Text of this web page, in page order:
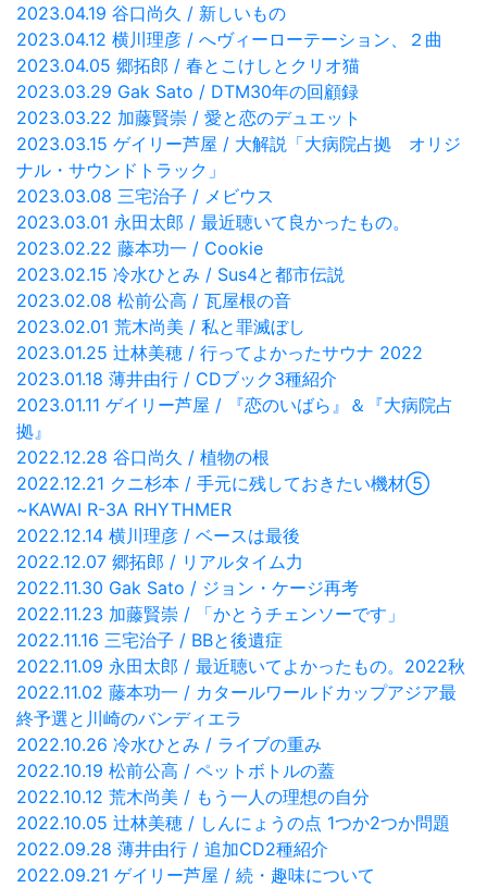
2023.04.19 谷口尚久 / 新しいもの
2023.04.12 横川理彦 / へヴィーローテーション、２曲
2023.04.05 郷拓郎 / 春とこけしとクリオ猫
2023.03.29 Gak Sato / DTM30年の回顧録
2023.03.22 加藤賢崇 / 愛と恋のデュエット
2023.03.15 ゲイリー芦屋 / 大解説「大病院占拠 オリジ
ナル・サウンドトラック」
2023.03.08 三宅治子 / メビウス
2023.03.01 永田太郎 / 最近聴いて良かったもの。
2023.02.22 藤本功一 / Cookie
2023.02.15 冷水ひとみ / Sus4と都市伝説
2023.02.08 松前公高 / 瓦屋根の音
2023.02.01 荒木尚美 / 私と罪滅ぼし
2023.01.25 辻林美穂 / 行ってよかったサウナ 2022
2023.01.18 薄井由行 / CDブック3種紹介
2023.01.11 ゲイリー芦屋 / 『恋のいばら』＆『大病院占
拠』
2022.12.28 谷口尚久 / 植物の根
2022.12.21 クニ杉本 / 手元に残しておきたい機材⑤
~KAWAI R-3A RHYTHMER
2022.12.14 横川理彦 / ベースは最後
2022.12.07 郷拓郎 / リアルタイム力
2022.11.30 Gak Sato / ジョン・ケージ再考
2022.11.23 加藤賢崇 / 「かとうチェンソーです」
2022.11.16 三宅治子 / BBと後遺症
2022.11.09 永田太郎 / 最近聴いてよかったもの。2022秋
2022.11.02 藤本功一 / カタールワールドカップアジア最
終予選と川崎のバンディエラ
2022.10.26 冷水ひとみ / ライブの重み
2022.10.19 松前公高 / ペットボトルの蓋
2022.10.12 荒木尚美 / もう一人の理想の自分
2022.10.05 辻林美穂 / しんにょうの点 1つか2つか問題
2022.09.28 薄井由行 / 追加CD2種紹介
2022.09.21 ゲイリー芦屋 / 続・趣味について